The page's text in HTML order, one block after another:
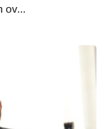
ov...